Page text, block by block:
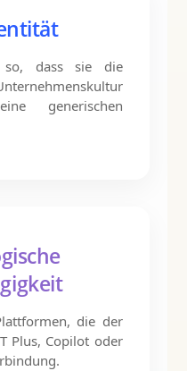
so, dass sie die
generischen
die der
Plus, Copilot oder